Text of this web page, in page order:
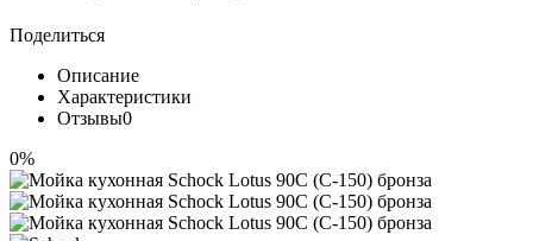
Поделиться
Описание
Характеристики
Отзывы0
0%